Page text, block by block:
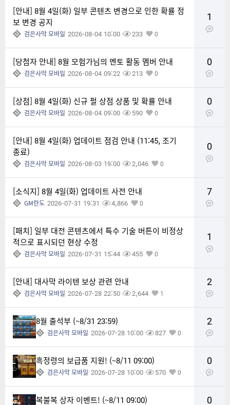
1
[안내] 8월 4일(화) 일부 콘텐츠 변경으로 인한 확률 정
보 변경 공지
검은사막 모바일 2026-08-04 10:00 233 0
0
[당첨자 안내] 8월 모험가님의 멘토 활동 멤버 안내
검은사막 모바일 2026-08-04 09:22 213 0
0
[상점] 8월 4일(화) 신규 펄 상점 상품 및 확률 안내
검은사막 모바일 2026-08-04 09:00 590 0
0
[안내] 8월 4일(화) 업데이트 점검 안내 (11:45, 조기
종료)
검은사막 모바일 2026-08-03 19:00 2,046 0
7
[소식지] 8월 4일(화) 업데이트 사전 안내
GM란도 2026-07-31 19:31 4,866 0
1
[패치] 일부 대전 콘텐츠에서 특수 기술 버튼이 비정상
적으로 표시되던 현상 수정
검은사막 모바일 2026-07-31 15:44 455 0
2
[안내] 대사막 라이텐 보상 관련 안내
검은사막 모바일 2026-07-28 22:50 2,644 1
2
8월 출석부 (~8/31 23:59)
검은사막 모바일 2026-07-28 10:00 827 0
0
흑정령의 보급품 지원! (~8/11 09:00)
검은사막 모바일 2026-07-28 10:00 570 0
0
복불복 상자 이벤트! (~8/11 09:00)